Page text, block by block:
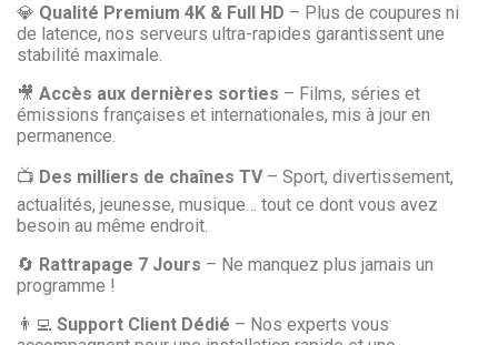
💎 Qualité Premium 4K & Full HD – Plus de coupures ni
de latence, nos serveurs ultra-rapides garantissent une
stabilité maximale.
🎥 Accès aux dernières sorties – Films, séries et
émissions françaises et internationales, mis à jour en
permanence.
📺 Des milliers de chaînes TV– Sport, divertissement,
actualités, jeunesse, musique… tout ce dont vous avez
besoin au même endroit.
🔄 Rattrapage 7 Jours – Ne manquez plus jamais un
programme !
👨‍💻 Support Client Dédié – Nos experts vous